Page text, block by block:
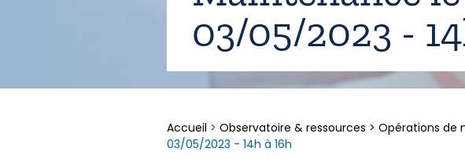
03/05/2023 -
Accueil > Observatoire & ressources > Opérations de
03/05/2023 - 14h à 16h